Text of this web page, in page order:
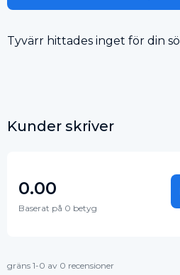
Tyvärr hittades inget för din
Kunder skriver
0.00
Baserat på 0 betyg
gräns 1-0 av 0 recensioner